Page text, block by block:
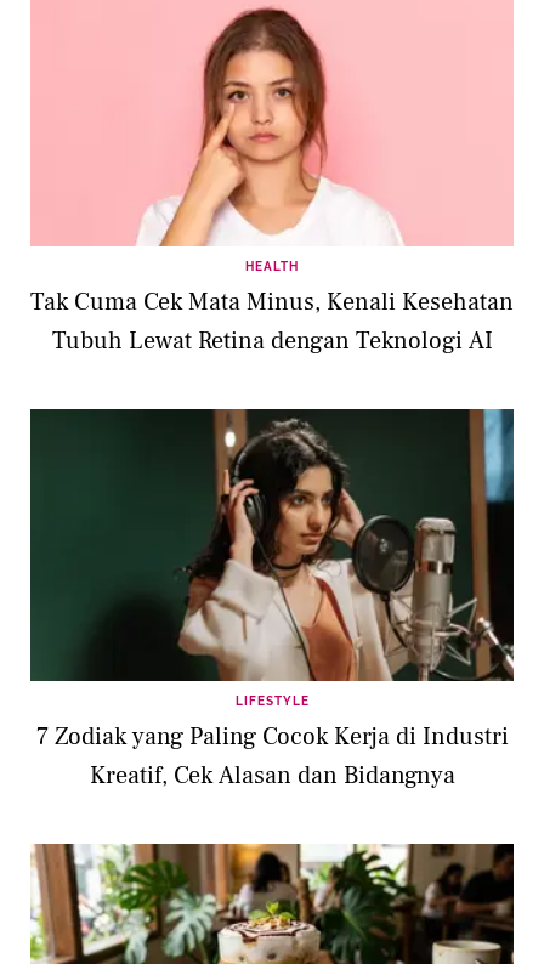
HEALTH
Tak Cuma Cek Mata Minus, Kenali Kesehatan
Tubuh Lewat Retina dengan Teknologi AI
LIFESTYLE
7 Zodiak yang Paling Cocok Kerja di Industri
Kreatif, Cek Alasan dan Bidangnya